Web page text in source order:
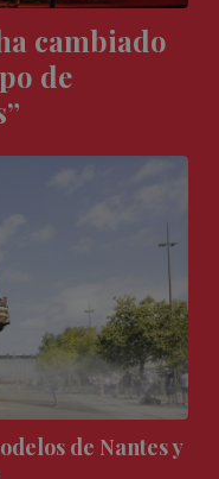
cambiado
de
de Nantes y